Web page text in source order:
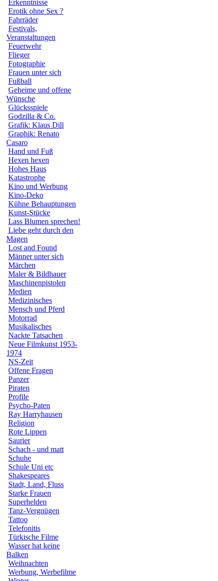
Erkenntnisse
Erotik ohne Sex ?
Fahrräder
Festivals,
Veranstaltungen
Feuerwehr
Flieger
Fotographie
Frauen unter sich
Fußball
Geheime und offene
Wünsche
Glücksspiele
Godzilla & Co.
Grafik: Klaus Dill
Graphik: Renato
Casaro
Hand und Fuß
Hexen hexen
Hohes Haus
Katastrophe
Kino und Werbung
Kino-Deko
Kühne Behauptungen
Kunst-Stücke
Lass Blumen sprechen!
Liebe geht durch den
Magen
Lost and Found
Männer unter sich
Märchen
Maler & Bildhauer
Maschinenpistolen
Medien
Medizinisches
Mensch und Pferd
Motorrad
Musikalisches
Nackte Tatsachen
Neue Filmkunst 1953-
1974
NS-Zeit
Offene Fragen
Panzer
Piraten
Profile
Psycho-Paten
Ray Harryhausen
Religion
Rote Lippen
Saurier
Schach - und matt
Schuhe
Schule Uni etc
Shakespeares
Stadt, Land, Fluss
Starke Frauen
Superhelden
Tanz-Vergnügen
Tattoo
Telefonitis
Türkische Filme
Wasser hat keine
Balken
Weihnachten
Werbung, Werbefilme